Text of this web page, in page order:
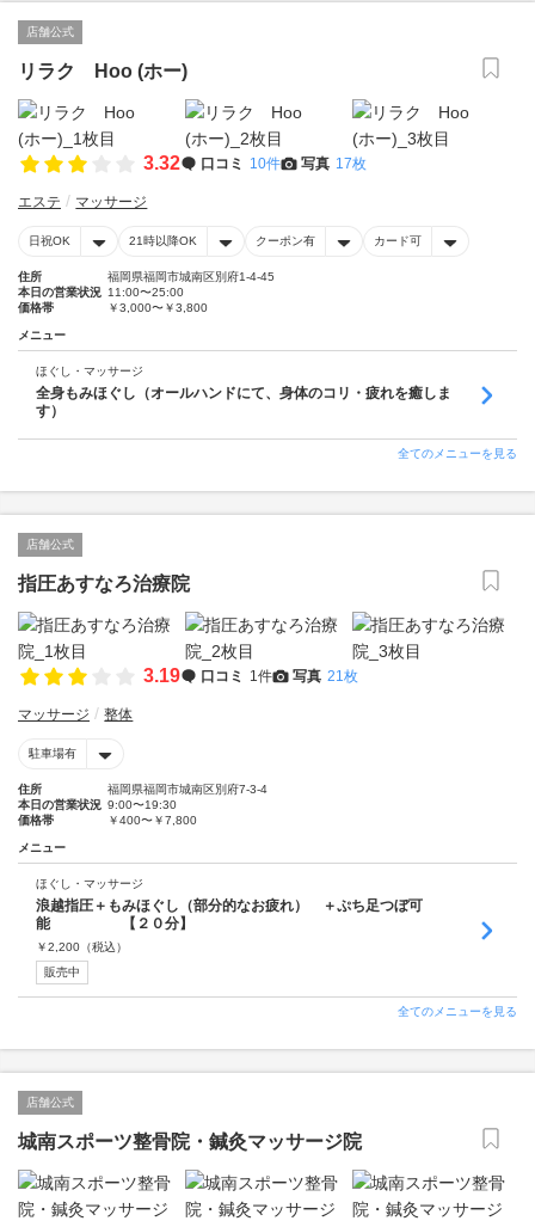
店舗公式
リラク Hoo (ホー)
3.32 口コミ 10件 写真 17枚
エステ マッサージ
日祝OK 21時以降OK クーポン有 カード可
住所
福岡県福岡市城南区別府1-4-45
本日の営業状況 11:00〜25:00
価格帯
￥3,000〜￥3,800
メニュー
ほぐし・マッサージ
全身もみほぐし（オールハンドにて、身体のコリ・疲れを癒しま
す）
全てのメニューを見る
店舗公式
指圧あすなろ治療院
3.19 口コミ 1件 写真 21枚
マッサージ 整体
駐車場有
住所
福岡県福岡市城南区別府7-3-4
本日の営業状況 9:00〜19:30
価格帯
￥400〜￥7,800
メニュー
ほぐし・マッサージ
浪越指圧＋もみほぐし（部分的なお疲れ） ＋ぷち足つぼ可
能 【２０分】
￥2,200 （税込）
販売中
全てのメニューを見る
店舗公式
城南スポーツ整骨院・鍼灸マッサージ院